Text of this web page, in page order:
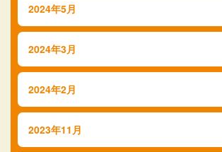
2024年5月
2024年3月
2024年2月
2023年11月